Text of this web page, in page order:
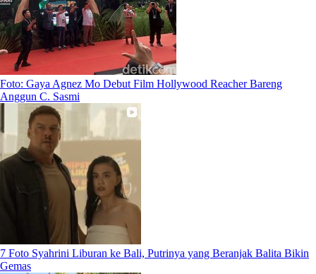
Foto: Gaya Agnez Mo Debut Film Hollywood Reacher Bareng
Anggun C. Sasmi
7 Foto Syahrini Liburan ke Bali, Putrinya yang Beranjak Balita Bikin
Gemas